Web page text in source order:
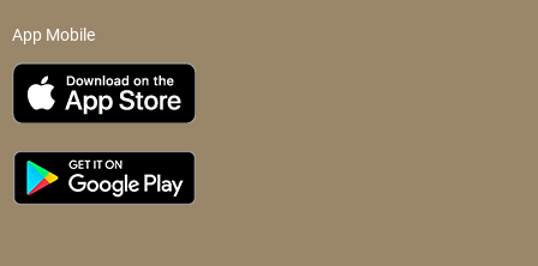
App Mobile